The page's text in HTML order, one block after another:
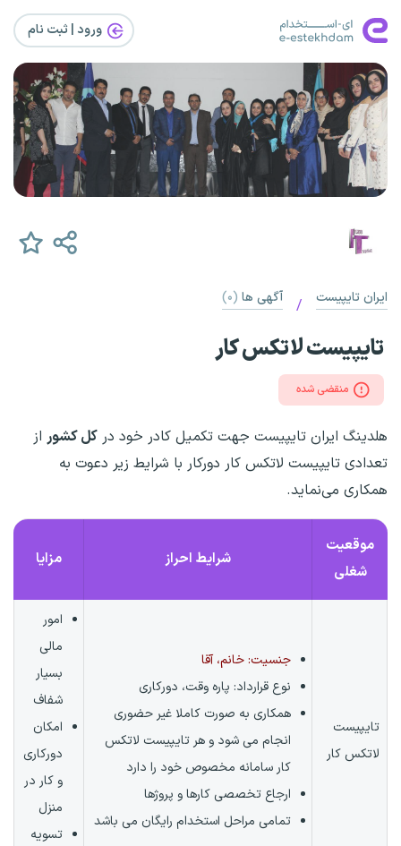
ورود | ثبت‌ نام
ایران تایپیست / آگهی ها (۰)
تایپیست لاتکس کار
منقضی شده
هلدینگ ایران تایپیست جهت تکمیل کادر خود در کل کشور از
تعدادی تایپیست لاتکس کار دورکار با شرایط زیر دعوت به
همکاری می‌نماید.
موقعیت
شغلی
شرایط احراز مزایا
تایپیست
لاتکس کار
جنسیت: خانم، آقا
نوع قرارداد: پاره وقت، دورکاری
همکاری به صورت کاملا غیر حضوری
انجام می شود و هر تایپیست لاتکس
کار سامانه مخصوص خود را دارد
ارجاع تخصصی کارها و پروژها
تمامی مراحل استخدام رایگان می باشد
امور
مالی
بسیار
شفاف
امکان
دورکاری
و کار در
منزل
تسویه